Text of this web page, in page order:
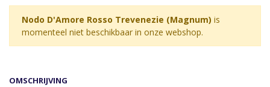
OMSCHRIJVING
Nodo D'Amore Rosso Trevenezie (Magnum) is
momenteel niet beschikbaar in onze webshop.